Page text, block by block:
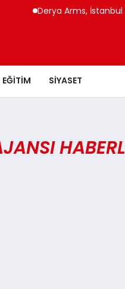
Derya Arms, İstanbul
EĞITIM SIYASET